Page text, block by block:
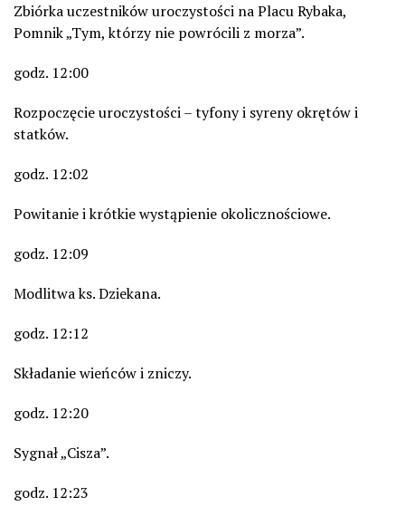
Zbiórka uczestników uroczystości na Placu Rybaka,
Pomnik „Tym, którzy nie powrócili z morza”.
godz. 12:00
Rozpoczęcie uroczystości – tyfony i syreny okrętów i
statków.
godz. 12:02
Powitanie i krótkie wystąpienie okolicznościowe.
godz. 12:09
Modlitwa ks. Dziekana.
godz. 12:12
Składanie wieńców i zniczy.
godz. 12:20
Sygnał „Cisza”.
godz. 12:23